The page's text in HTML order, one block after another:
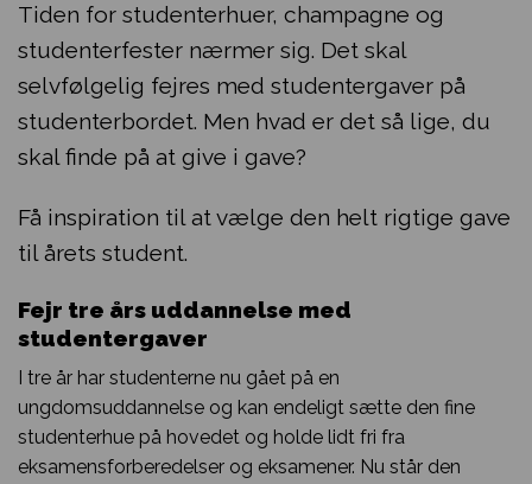
Tiden for studenterhuer, champagne og
studenterfester nærmer sig. Det skal
selvfølgelig fejres med studentergaver på
studenterbordet. Men hvad er det så lige, du
skal finde på at give i gave?
Få inspiration til at vælge den helt rigtige gave
til årets student.
Fejr tre års uddannelse med
studentergaver
I tre år har studenterne nu gået på en
ungdomsuddannelse og kan endeligt sætte den fine
studenterhue på hovedet og holde lidt fri fra
eksamensforberedelser og eksamener. Nu står den